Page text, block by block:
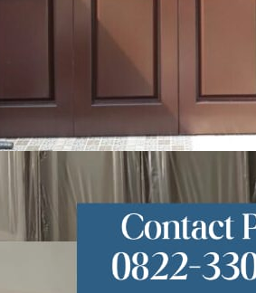
14, 2025
GARASI BESI